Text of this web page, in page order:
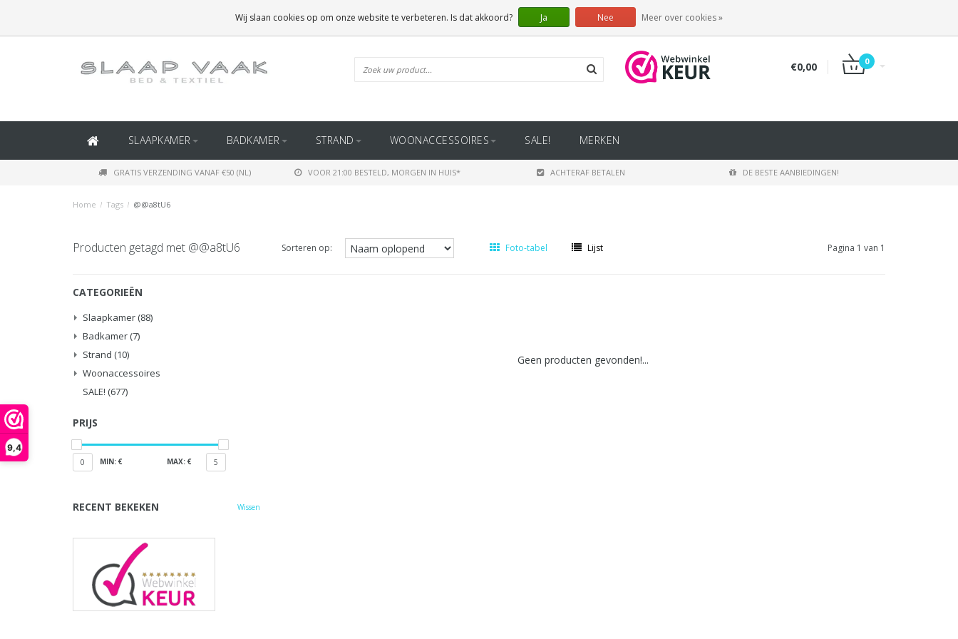
9,4
(BINNEN BELGIË)
€0,00 0
SLAAPKAMER BADKAMER STRAND WOONACCESSOIRES SALE! MERKEN
GRATIS VERZENDING VANAF €50 (NL) VOOR 21:00 BESTELD, MORGEN IN HUIS* ACHTERAF BETALEN DE BESTE AANBIEDINGEN!
Home / Tags / @@a8tU6
Producten getagd met @@a8tU6 Sorteren op: Foto-tabel Lijst Pagina 1 van 1
CATEGORIEËN
Slaapkamer (88)
Badkamer (7)
Strand (10)
Woonaccessoires
SALE! (677)
PRIJS
0 MIN: € MAX: € 5
RECENT BEKEKEN Wissen
Geen producten gevonden!...
Wij slaan cookies op om onze website te verbeteren. Is dat akkoord? Ja Nee Meer over cookies »